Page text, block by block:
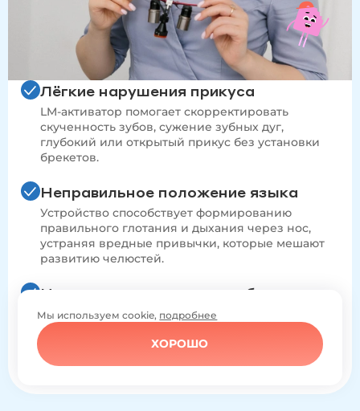
Лёгкие нарушения прикуса
LM-активатор помогает скорректировать
скученность зубов, сужение зубных дуг,
глубокий или открытый прикус без установки
брекетов.
Неправильное положение языка
Устройство способствует формированию
правильного глотания и дыхания через нос,
устраняя вредные привычки, которые мешают
развитию челюстей.
Начальная подготовка зубов
Используется как первый этап перед брекетами,
помогая подготовить зубы и мышцы к более
активной коррекции.
Мы используем cookie, подробнее
ХОРОШО